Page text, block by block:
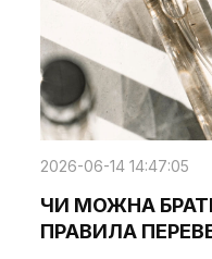
2026-06-14 14:47:05
ЧИ МОЖНА
ПРАВИЛА